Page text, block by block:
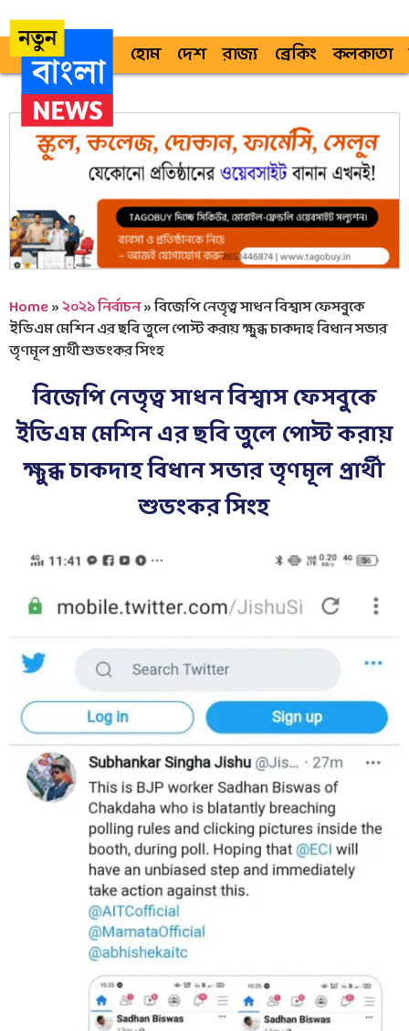
হোম দেশ রাজ্য ব্রেকিং কলকাতা
Home»২০২১ নির্বাচন»বিজেপি নেতৃত্ব সাধন বিশ্বাস ফেসবুকে
ইভিএম মেশিন এর ছবি তুলে পোস্ট করায় ক্ষুব্ধ চাকদাহ বিধান সভার
তৃণমূল প্রার্থী শুভংকর সিংহ
বিজেপি নেতৃত্ব সাধন বিশ্বাস ফেসবুকে
ইভিএম মেশিন এর ছবি তুলে পোস্ট করায়
ক্ষুব্ধ চাকদাহ বিধান সভার তৃণমূল প্রার্থী
শুভংকর সিংহ